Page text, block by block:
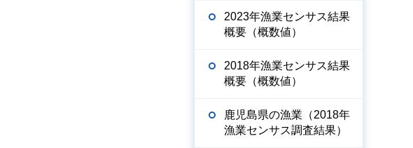
2023年漁業センサス結果
概要（概数値）
2018年漁業センサス結果
概要（概数値）
鹿児島県の漁業（2018年
漁業センサス調査結果）